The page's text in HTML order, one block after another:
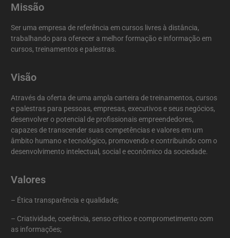
Missão
Ser uma empresa de referência em cursos livres à distância,
trabalhando para oferecer a melhor formação e informação em
cursos, treinamentos e palestras.
Visão
Através da oferta de uma ampla carteira de treinamentos, cursos
e palestras para pessoas, empresas, executivos e seus negócios,
desenvolver o potencial de profissionais empreendedores,
capazes de transcender suas competências e valores em um
âmbito humano e tecnológico, promovendo e contribuindo com o
desenvolvimento intelectual, social e econômico da sociedade.
Valores
– Ética transparência e qualidade;
– Criatividade, coerência, senso crítico e comprometimento com
as informações;